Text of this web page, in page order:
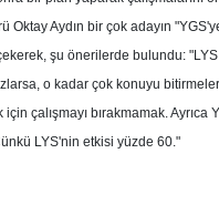
Aydın bir çok adayın
çekerek, şu önerilerde bulundu:
o kadar çok konuyu
çalışmayı bırakmamak.
LYS'nin etkisi yüzde 60."